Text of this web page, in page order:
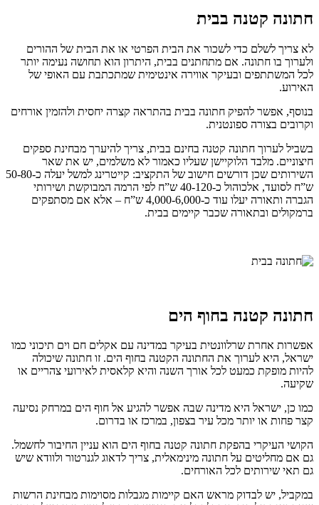
חתונה קטנה בבית
לא צריך לשלם כדי לשכור את הבית הפרטי או את הבית של ההורים
ולערוך בו חתונה. אם מתחתנים בבית, היתרון הוא תחושה נעימה יותר
לכל המשתתפים ובעיקר אווירה אינטימית שמתכתבת עם האופי של
האירוע.
בנוסף, אפשר להפיק חתונה בבית בהתראה קצרה יחסית ולהזמין אורחים
וקרובים בצורה ספונטנית.
בשביל לערוך חתונה קטנה בחינם בבית, צריך להיערך מבחינת ספקים
חיצוניים. מלבד הלוקיישן שעליו כאמור לא משלמים, יש את שאר
השירותים שכן דורשים חישוב של התקציב: קייטרינג למשל יעלה כ-50-80
ש”ח לסועד, אלכוהול כ-40-120 ש”ח לפי הרמה המבוקשת ושירותי
הגברה ותאורה יעלו עוד כ-4,000-6,000 ש”ח – אלא אם מסתפקים
ברמקולים ובתאורה שכבר קיימים בבית.
חתונה קטנה בחוף הים
אפשרות אחרת שרלוונטית בעיקר במדינה עם אקלים חם וים תיכוני כמו
ישראל, היא לערוך את החתונה הקטנה בחוף הים. זו חתונה שיכולה
להיות מופקת כמעט לכל אורך השנה והיא קלאסית לאירועי צהריים או
שקיעה.
כמו כן, ישראל היא מדינה שבה אפשר להגיע אל חוף הים במרחק נסיעה
קצר פחות או יותר מכל עיר בצפון, במרכז או בדרום.
הקושי העיקרי בהפקת חתונה קטנה בחוף הים הוא עניין החיבור לחשמל.
גם אם מחליטים על חתונה מינימאלית, צריך לדאוג לגנרטור ולוודא שיש
גם תאי שירותים לכל האורחים.
במקביל, יש לבדוק מראש האם קיימות מגבלות מסוימות מבחינת הרשות